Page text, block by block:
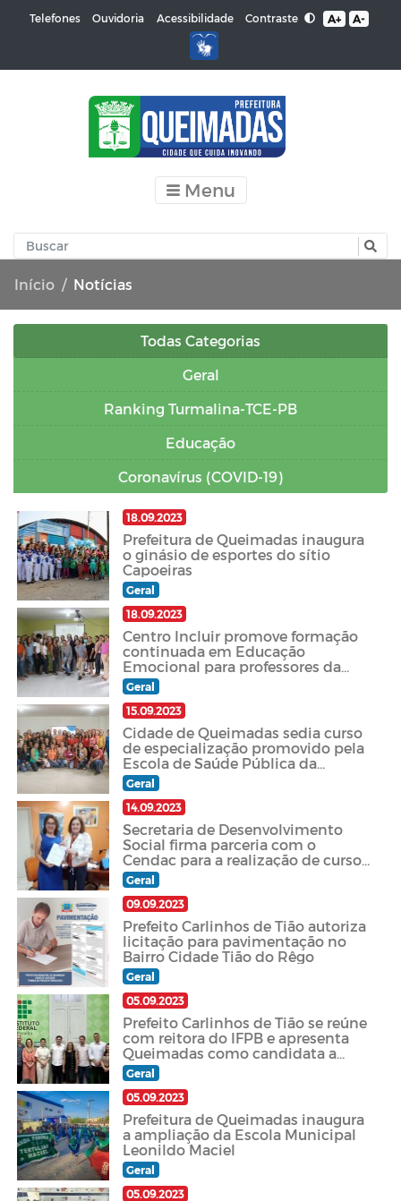
Telefones Ouvidoria Acessibilidade Contraste A+ A-
Menu
Início Notícias
Todas Categorias
Geral
Ranking Turmalina-TCE-PB
Educação
Coronavírus (COVID-19)
18.09.2023
Prefeitura de Queimadas inaugura
o ginásio de esportes do sítio
Capoeiras
Geral
18.09.2023
Centro Incluir promove formação
continuada em Educação
Emocional para professores da
rede municipal
Geral
15.09.2023
Cidade de Queimadas sedia curso
de especialização promovido pela
Escola de Saúde Pública da
Paraíba
Geral
14.09.2023
Secretaria de Desenvolvimento
Social firma parceria com o
Cendac para a realização de cursos
de qualificação em Queimadas-PB
Geral
09.09.2023
Prefeito Carlinhos de Tião autoriza
licitação para pavimentação no
Bairro Cidade Tião do Rêgo
Geral
05.09.2023
Prefeito Carlinhos de Tião se reúne
com reitora do IFPB e apresenta
Queimadas como candidata a
receber um campus do IFPB
Geral
05.09.2023
Prefeitura de Queimadas inaugura
a ampliação da Escola Municipal
Leonildo Maciel
Geral
05.09.2023